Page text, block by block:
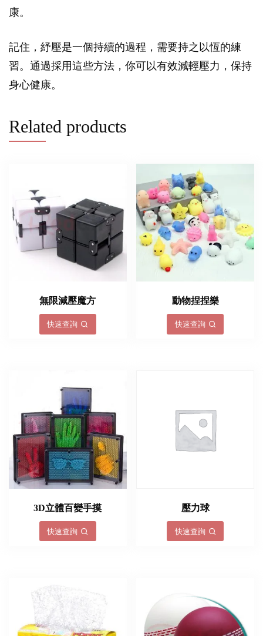
康。
記住，紓壓是一個持續的過程，需要持之以恆的練
習。通過採用這些方法，你可以有效減輕壓力，保持
身心健康。
Related products
無限減壓魔方
快速查詢
動物捏捏樂
快速查詢
3D立體百變手摸
快速查詢
壓力球
快速查詢